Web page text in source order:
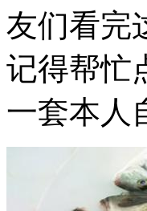
友们看完
记得帮忙
一套本人